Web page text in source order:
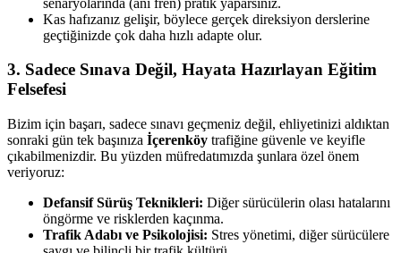
Kas hafızanız gelişir, böylece gerçek direksiyon derslerine
geçtiğinizde çok daha hızlı adapte olur.
3. Sadece Sınava Değil, Hayata Hazırlayan Eğitim
Felsefesi
Bizim için başarı, sadece sınavı geçmeniz değil, ehliyetinizi aldıktan
sonraki gün tek başınıza İçerenköy trafiğine güvenle ve keyifle
çıkabilmenizdir. Bu yüzden müfredatımızda şunlara özel önem
veriyoruz:
Defansif Sürüş Teknikleri: Diğer sürücülerin olası hatalarını
öngörme ve risklerden kaçınma.
Trafik Adabı ve Psikolojisi: Stres yönetimi, diğer sürücülere